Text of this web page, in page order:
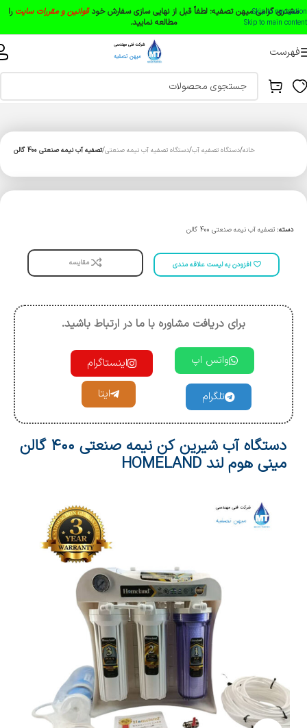
Skip to navigation
Skip to main content
مشتری گرامی میهن تصفیه: لطفاً قبل از نهایی سازی سفارش خودقوانین و مقررات سایت را
مطالعه نمایید.
فهرست
خانه دستگاه تصفیه آب دستگاه تصفیه آب نیمه صنعتی تصفیه آب نیمه صنعتی 400 گالن
دسته: تصفیه آب نیمه صنعتی 400 گالن
افزودن به لیست علاقه مندی مقایسه
برای دریافت مشاوره با ما در ارتباط باشید.
واتس اپ اینستاگرام
تلگرام ایتا
دستگاه آب شیرین کن نیمه صنعتی ۴۰۰ گالن
مینی هوم لند HOMELAND